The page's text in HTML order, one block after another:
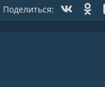
Поделиться: Vk Ok